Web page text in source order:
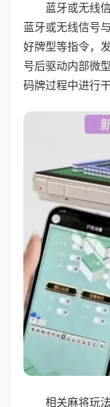
蓝牙或无线
蓝牙或无线信号
好牌型等指令，
号后驱动内部微
码牌过程中进行
相关麻将玩